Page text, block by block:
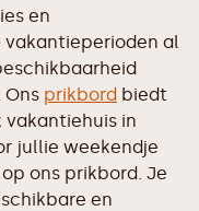
en
al
prikbord biedt
in
jullie weekendje
ons prikbord. Je
en